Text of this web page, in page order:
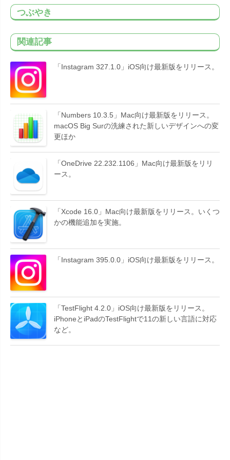
つぶやき
関連記事
「Instagram 327.1.0」iOS向け最新版をリリース。
「Numbers 10.3.5」Mac向け最新版をリリース。
macOS Big Surの洗練された新しいデザインへの変
更ほか
「OneDrive 22.232.1106」Mac向け最新版をリリ
ース。
「Xcode 16.0」Mac向け最新版をリリース。いくつ
かの機能追加を実施。
「Instagram 395.0.0」iOS向け最新版をリリース。
「TestFlight 4.2.0」iOS向け最新版をリリース。
iPhoneとiPadのTestFlightで11の新しい言語に対応
など。